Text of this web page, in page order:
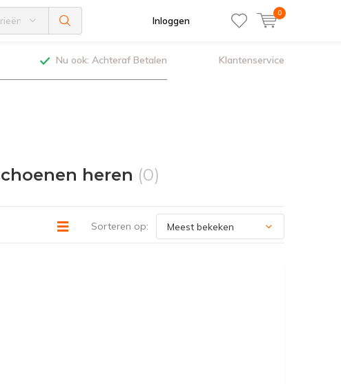
Inloggen
0
Nu ook: Achteraf Betalen Klantenservice
heren (0)
Sorteren op: